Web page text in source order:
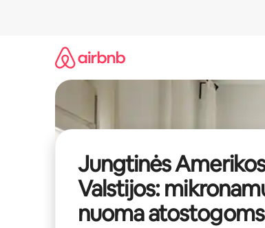
Jungtinės Amerikos
Valstijos:
nuoma atostogoms